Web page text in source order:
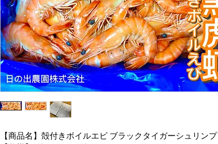
【商品名】殻付きボイルエビ ブラックタイガーシュリンプ